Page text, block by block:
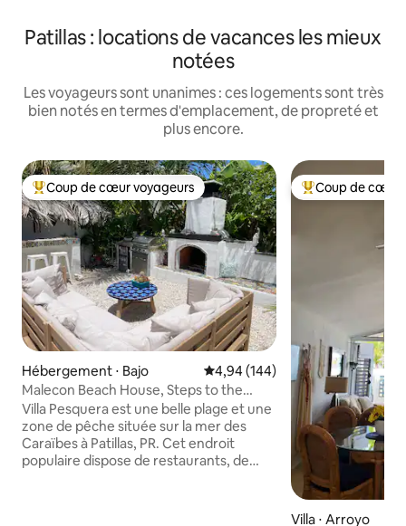
Patillas : locations de vacances les mieux
notées
Les voyageurs sont unanimes : ces logements sont très
bien notés en termes d'emplacement, de propreté et
plus encore.
Coups de cœur voyageurs les plus appréciés
Coup de cœur voyageurs
Hébergement ⋅ Bajo Évaluation moyenne sur la
4,94 (144)
Malecon Beach House, Steps to the
Caribbean Ocean
Villa Pesquera est une belle plage et une
zone de pêche située sur la mer des
Caraïbes à Patillas, PR. Cet endroit
populaire dispose de restaurants, de
Coups de cœur
Coup de cœur
Villa ⋅ Arroyo